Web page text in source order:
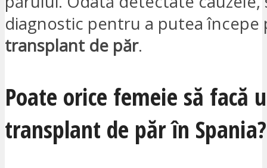
diagnostic pentru a putea începe
transplant de păr.
Poate orice femeie să facă
transplant de păr în Spania?